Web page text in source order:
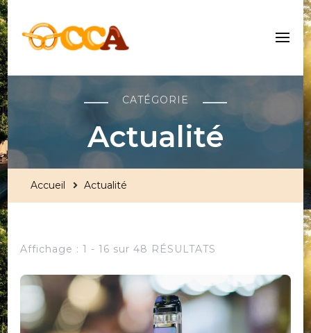
Centre Culturel Alsacien
CATÉGORIE
Actualité
Accueil Actualité
Affichage : 1 - 16 sur 48 RÉSULTATS